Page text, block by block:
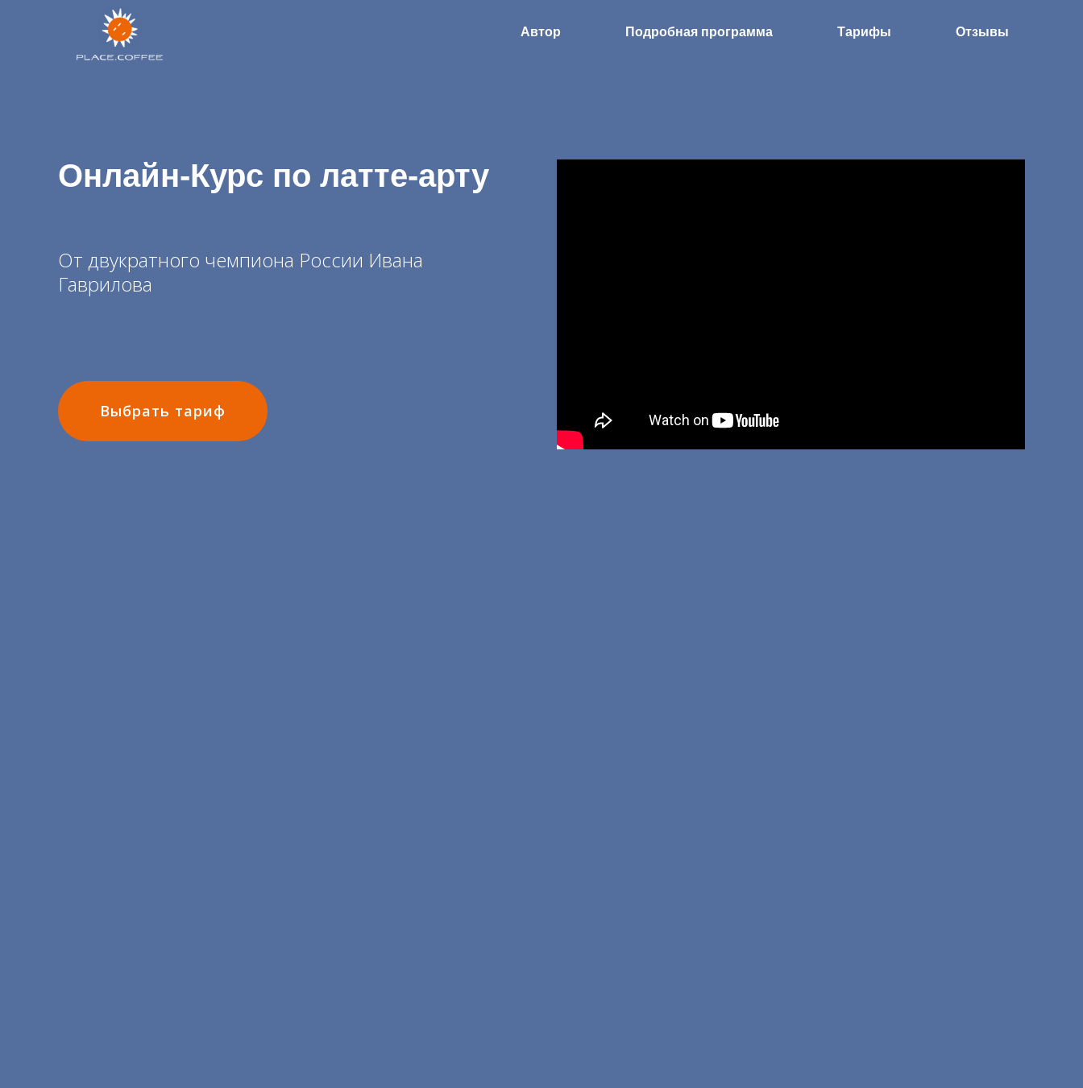
Автор Подробная программа Тарифы Отзывы
От двукратного чемпиона России Ивана
Гаврилова
Выбрать тариф
Онлайн-Курс по латте-арту